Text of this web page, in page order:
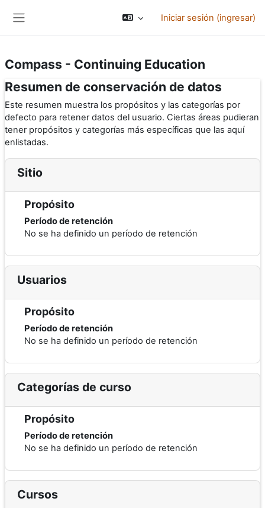
Iniciar sesión (ingresar)
Compass - Continuing Education
Resumen de conservación de datos
Este resumen muestra los propósitos y las categorías por
defecto para retener datos del usuario. Ciertas áreas pudieran
tener propósitos y categorías más específicas que las aquí
enlistadas.
Sitio
Propósito
Período de retención
No se ha definido un período de retención
Usuarios
Propósito
Período de retención
No se ha definido un período de retención
Categorías de curso
Propósito
Período de retención
No se ha definido un período de retención
Cursos